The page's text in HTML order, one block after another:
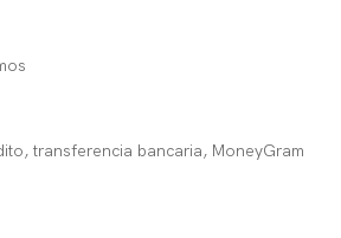
transferencia bancaria, MoneyGram